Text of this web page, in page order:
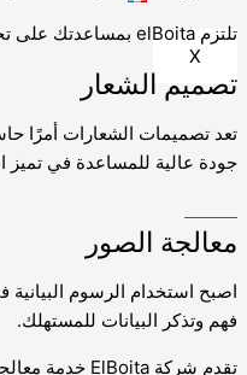
X
تلتزم elBoita بمساعدتك على تحديد اسم دائم لمشروعك يمكنه الاتصال بسهولة مع المستهلكين ويحفزهم على تذكر شركتك.
تصميم الشعار
جودة عالية للمساعدة في تميز
معالجة الصور
اصبح استخدام الرسوم
فهم وتذكر البيانات للمستهلك.